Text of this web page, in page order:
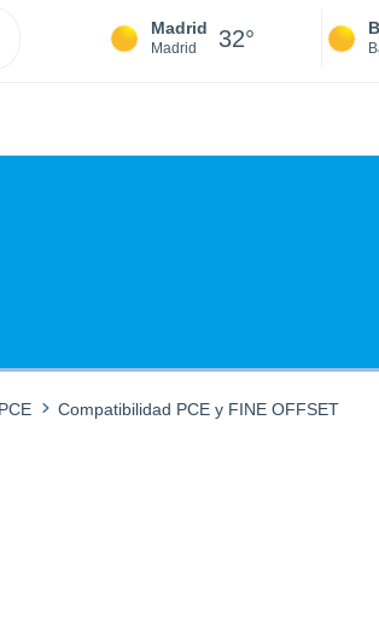
Madrid
Madrid 32°
PCE Compatibilidad PCE y FINE OFFSET